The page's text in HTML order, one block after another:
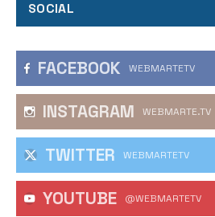
SOCIAL
FACEBOOK WEBMARTETV
INSTAGRAM WEBMARTE.TV
TWITTER WEBMARTETV
YOUTUBE @WEBMARTETV